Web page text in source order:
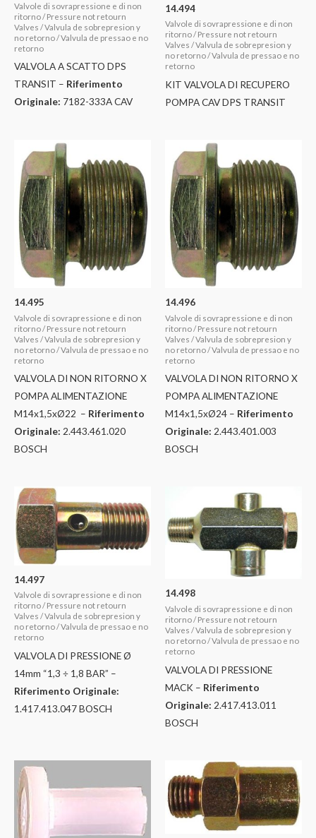
Valvole di sovrapressione e di non
ritorno / Pressure not retourn
Valves / Valvula de sobrepresion y
no retorno / Valvula de pressao e no
retorno
VALVOLA A SCATTO DPS
TRANSIT – Riferimento
Originale: 7182-333A CAV
14.494
Valvole di sovrapressione e di non
ritorno / Pressure not retourn
Valves / Valvula de sobrepresion y
no retorno / Valvula de pressao e no
retorno
KIT VALVOLA DI RECUPERO
POMPA CAV DPS TRANSIT
14.495
Valvole di sovrapressione e di non
ritorno / Pressure not retourn
Valves / Valvula de sobrepresion y
no retorno / Valvula de pressao e no
retorno
VALVOLA DI NON RITORNO X
POMPA ALIMENTAZIONE
M14x1,5xØ22 – Riferimento
Originale: 2.443.461.020
BOSCH
14.496
Valvole di sovrapressione e di non
ritorno / Pressure not retourn
Valves / Valvula de sobrepresion y
no retorno / Valvula de pressao e no
retorno
VALVOLA DI NON RITORNO X
POMPA ALIMENTAZIONE
M14x1,5xØ24 – Riferimento
Originale: 2.443.401.003
BOSCH
14.497
Valvole di sovrapressione e di non
ritorno / Pressure not retourn
Valves / Valvula de sobrepresion y
no retorno / Valvula de pressao e no
retorno
VALVOLA DI PRESSIONE Ø
14mm “1,3 ÷ 1,8 BAR” –
Riferimento Originale:
1.417.413.047 BOSCH
14.498
Valvole di sovrapressione e di non
ritorno / Pressure not retourn
Valves / Valvula de sobrepresion y
no retorno / Valvula de pressao e no
retorno
VALVOLA DI PRESSIONE
MACK – Riferimento
Originale: 2.417.413.011
BOSCH